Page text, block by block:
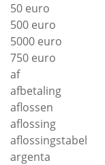
50 euro
500 euro
5000 euro
750 euro
af
afbetaling
aflossen
aflossing
aflossingstabel
argenta